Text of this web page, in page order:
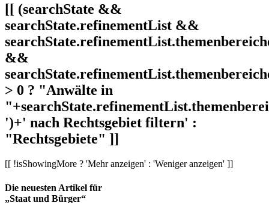
[[ (searchState &&
searchState.refinementList &&
&&
> 0 ? "Anwälte in
')+' nach Rechtsgebiet filtern' :
"Rechtsgebiete" ]]
[[ !isShowingMore ? 'Mehr anzeigen' : 'Weniger anzeigen' ]]
Die neuesten Artikel für
„Staat und Bürger“